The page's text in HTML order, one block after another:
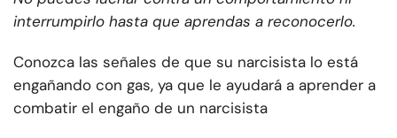
interrumpirlo hasta que aprendas a reconocerlo.
Conozca las señales de que su narcisista lo está
engañando con gas, ya que le ayudará a aprender a
combatir el engaño de un narcisista